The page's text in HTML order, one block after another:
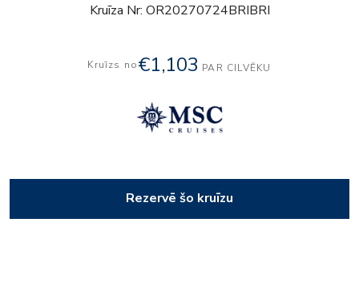
Kruīza Nr: OR20270724BRIBRI
Kruīzs no€1,103 PAR CILVĒKU
Rezervē šo kruīzu